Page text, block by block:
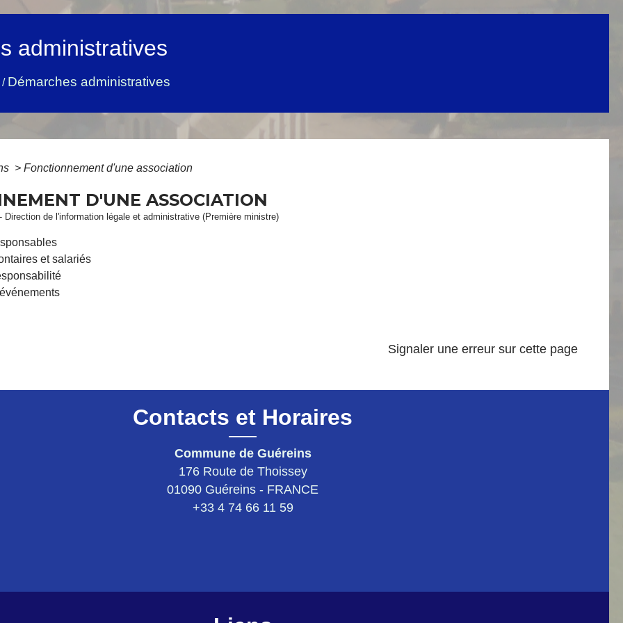
administratives
/ Démarches administratives
> Fonctionnement d'une association
D'UNE ASSOCIATION
Direction de l'information légale et administrative (Première ministre)
et salariés
Signaler une erreur sur cette page
Contacts et Horaires
Commune de Guéreins
176 Route de Thoissey
01090 Guéreins - FRANCE
+33 4 74 66 11 59